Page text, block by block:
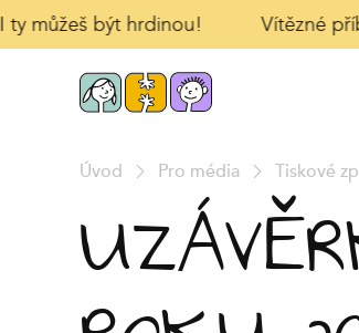
můžeš být hrdinou! Vítězné
Úvod Pro média Tiskové